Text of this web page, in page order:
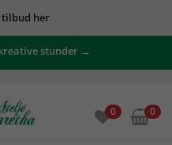
tilbud her
stunder →
0 0